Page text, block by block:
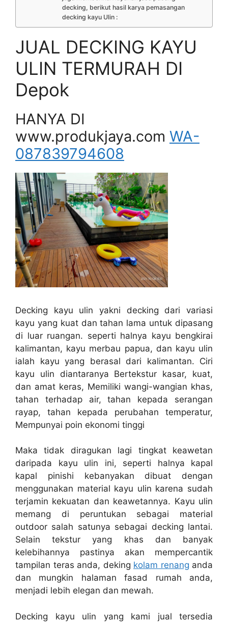
decking, berikut hasil karya pemasangan
decking kayu Ulin :
JUAL DECKING KAYU
ULIN TERMURAH DI
Depok
HANYA DI
www.produkjaya.com WA-
087839794608
Decking kayu ulin yakni decking dari variasi
kayu yang kuat dan tahan lama untuk dipasang
di luar ruangan. seperti halnya kayu bengkirai
kalimantan, kayu merbau papua, dan kayu ulin
ialah kayu yang berasal dari kalimantan. Ciri
kayu ulin diantaranya Bertekstur kasar, kuat,
dan amat keras, Memiliki wangi-wangian khas,
tahan terhadap air, tahan kepada serangan
rayap, tahan kepada perubahan temperatur,
Mempunyai poin ekonomi tinggi
Maka tidak diragukan lagi tingkat keawetan
daripada kayu ulin ini, seperti halnya kapal
kapal pinishi kebanyakan dibuat dengan
menggunakan material kayu ulin karena sudah
terjamin kekuatan dan keawetannya. Kayu ulin
memang di peruntukan sebagai material
outdoor salah satunya sebagai decking lantai.
Selain tekstur yang khas dan banyak
kelebihannya pastinya akan mempercantik
tampilan teras anda, deking kolam renang anda
dan mungkin halaman fasad rumah anda,
menjadi lebih elegan dan mewah.
Decking kayu ulin yang kami jual tersedia